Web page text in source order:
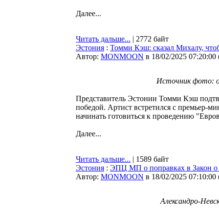
Далее...
Читать дальше... | 2772 байт
Эстония : Томми Кэш: сказал Михалу,
Автор: MONMOON в 18/02/2025 07:20:00
Источник фото:
Представитель Эстонии Томми Кэш
победой. Артист встретился с премьер-
начинать готовиться к проведению
Далее...
Читать дальше... | 1589 байт
Эстония : ЭПЦ МП о поправках в Закон о
Автор: MONMOON в 18/02/2025 07:10:00
Александро-